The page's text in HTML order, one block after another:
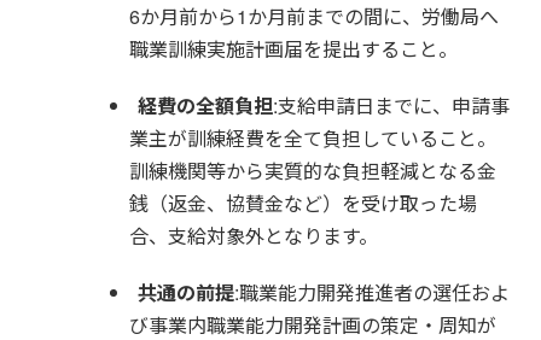
6か月前から1か月前までの間に、労働局へ
職業訓練実施計画届を提出すること。
経費の全額負担:支給申請日までに、申請事
業主が訓練経費を全て負担していること。
訓練機関等から実質的な負担軽減となる金
銭（返金、協賛金など）を受け取った場
合、支給対象外となります。
共通の前提:職業能力開発推進者の選任およ
び事業内職業能力開発計画の策定・周知が